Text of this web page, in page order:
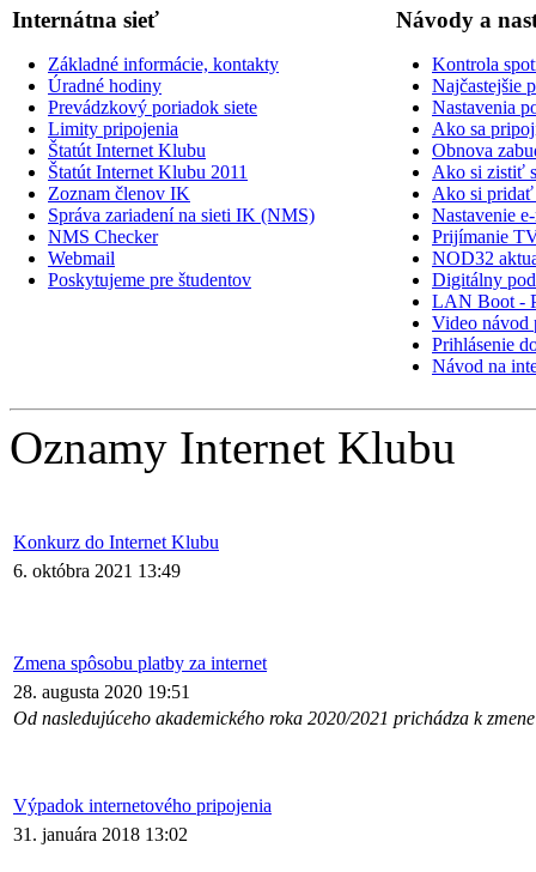
Internátna sieť Návody a
Základné informácie, kontakty
Úradné hodiny
Prevádzkový poriadok siete
Limity pripojenia
Štatút Internet Klubu
Štatút Internet Klubu 2011
Zoznam členov IK
Správa zariadení na sieti IK (NMS)
NMS Checker
Webmail
Poskytujeme pre študentov
Kontrola
Najčastejšie
Nastavenia
Ako sa
Obnova
Ako si zistiť
Ako si
Nastavenie
Prijímanie
NOD32
Digitálny
LAN Boot -
Video návod
Prihlásenie
Návod na
Oznamy Internet Klubu
Konkurz do Internet Klubu
6. októbra 2021 13:49
Zmena spôsobu platby za internet
28. augusta 2020 19:51
Od nasledujúceho akademického roka 2020/2021 prichádza k
Výpadok internetového pripojenia
31. januára 2018 13:02